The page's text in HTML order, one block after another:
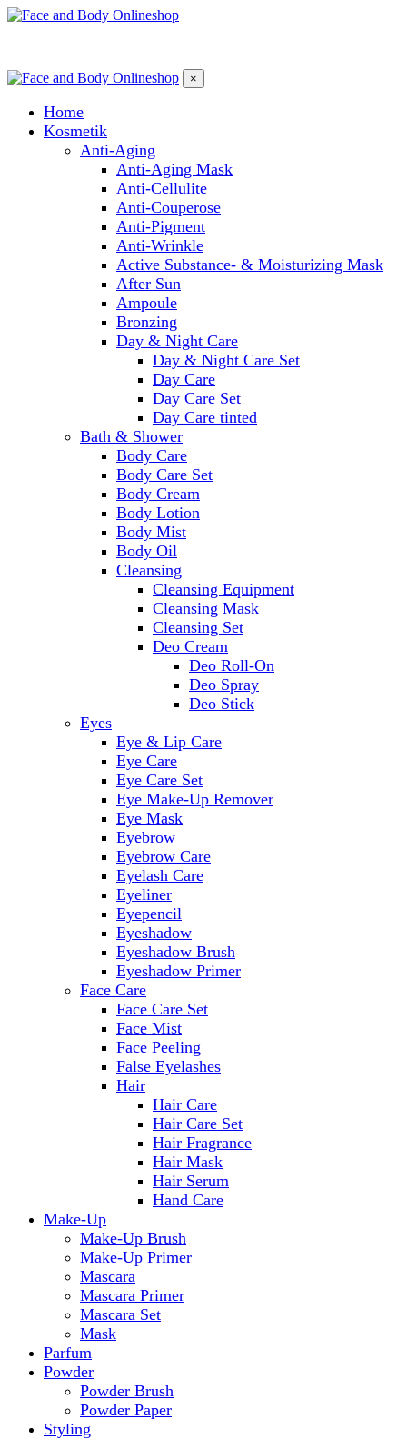
×
Home
Kosmetik
Anti-Aging
Anti-Aging Mask
Anti-Cellulite
Anti-Couperose
Anti-Pigment
Anti-Wrinkle
Active Substance- & Moisturizing Mask
After Sun
Ampoule
Bronzing
Day & Night Care
Day & Night Care Set
Day Care
Day Care Set
Day Care tinted
Bath & Shower
Body Care
Body Care Set
Body Cream
Body Lotion
Body Mist
Body Oil
Cleansing
Cleansing Equipment
Cleansing Mask
Cleansing Set
Deo Cream
Deo Roll-On
Deo Spray
Deo Stick
Eyes
Eye & Lip Care
Eye Care
Eye Care Set
Eye Make-Up Remover
Eye Mask
Eyebrow
Eyebrow Care
Eyelash Care
Eyeliner
Eyepencil
Eyeshadow
Eyeshadow Brush
Eyeshadow Primer
Face Care
Face Care Set
Face Mist
Face Peeling
False Eyelashes
Hair
Hair Care
Hair Care Set
Hair Fragrance
Hair Mask
Hair Serum
Hand Care
Make-Up
Make-Up Brush
Make-Up Primer
Mascara
Mascara Primer
Mascara Set
Mask
Parfum
Powder
Powder Brush
Powder Paper
Styling